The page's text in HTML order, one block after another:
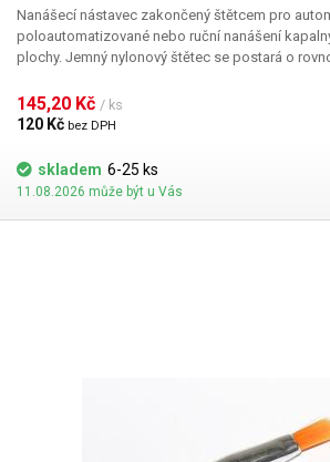
Nanášecí nástavec zakončený štětcem pro
poloautomatizované nebo ruční nanášení
plochy. Jemný nylonový štětec se postará o
Nabízíme nástavce se dvěma tuhostmi štětce;
hustší kapaliny je vhodnější štětec s tužšími a
jsou všechny dispenzní nástavce vyrobeny ve
145,20 Kč / ks
120 Kč bez DPH
skladem 6-25 ks
11.08.2026 může být u Vás